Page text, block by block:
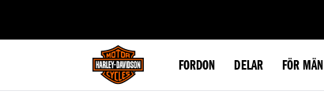
FORDON DELAR FÖR MÄN